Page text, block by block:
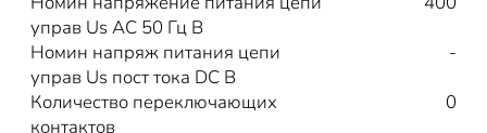
управ Us AC 50 Гц В
Номин напряж питания цепи
управ Us пост тока DC В
-
Количество переключающих
контактов
0